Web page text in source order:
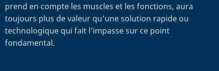
prend en compte les muscles et les fonctions, aura
toujours plus de valeur qu’une solution rapide ou
technologique qui fait l’impasse sur ce point
fondamental.